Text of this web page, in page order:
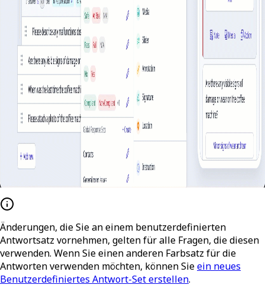
Änderungen, die Sie an einem benutzerdefinierten
Antwortsatz vornehmen, gelten für alle Fragen, die diesen
verwenden. Wenn Sie einen anderen Farbsatz für die
Antworten verwenden möchten, können Sieein neues
Benutzerdefiniertes Antwort-Set erstellen.